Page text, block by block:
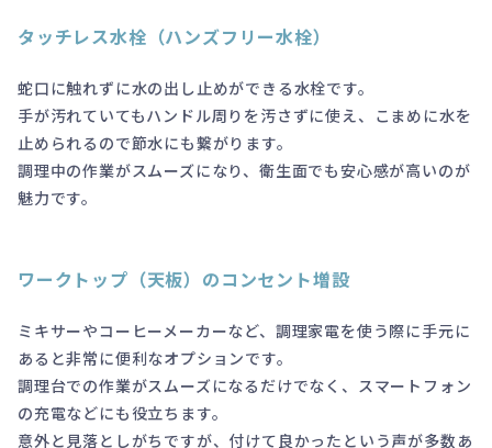
タッチレス水栓（ハンズフリー水栓）
蛇口に触れずに水の出し止めができる水栓です。
手が汚れていてもハンドル周りを汚さずに使え、こまめに水を
止められるので節水にも繋がります。
調理中の作業がスムーズになり、衛生面でも安心感が高いのが
魅力です。
ワークトップ（天板）のコンセント増設
ミキサーやコーヒーメーカーなど、調理家電を使う際に手元に
あると非常に便利なオプションです。
調理台での作業がスムーズになるだけでなく、スマートフォン
の充電などにも役立ちます。
意外と見落としがちですが、付けて良かったという声が多数あ